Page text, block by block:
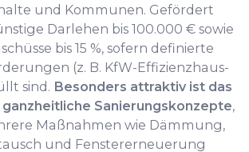
und Kommunen. Gefördert
Darlehen bis 100.000 € sowie
bis 15 %, sofern definierte
(z. B. KfW-Effizienzhaus-
sind. Besonders attraktiv ist das
Sanierungskonzepte,
Maßnahmen wie Dämmung,
und Fenstererneuerung